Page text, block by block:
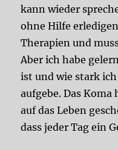
kann wieder
ohne Hilfe
Therapien und
Aber ich habe
ist und wie stark
aufgebe. Das
auf das Leben
dass jeder Tag ein